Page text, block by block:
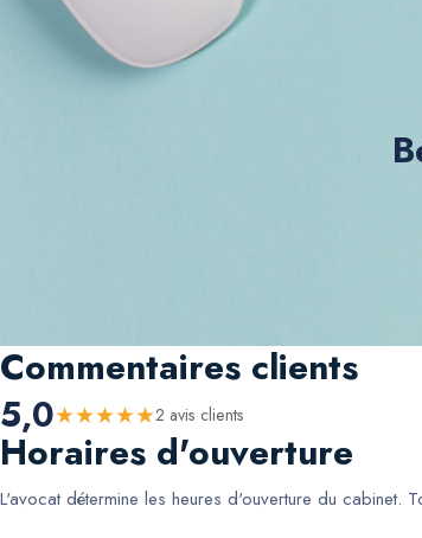
Commentaires clients
5,0★★★★★2 avis clients
Horaires d'ouverture
L'avocat détermine les heures d'ouverture du cabinet.